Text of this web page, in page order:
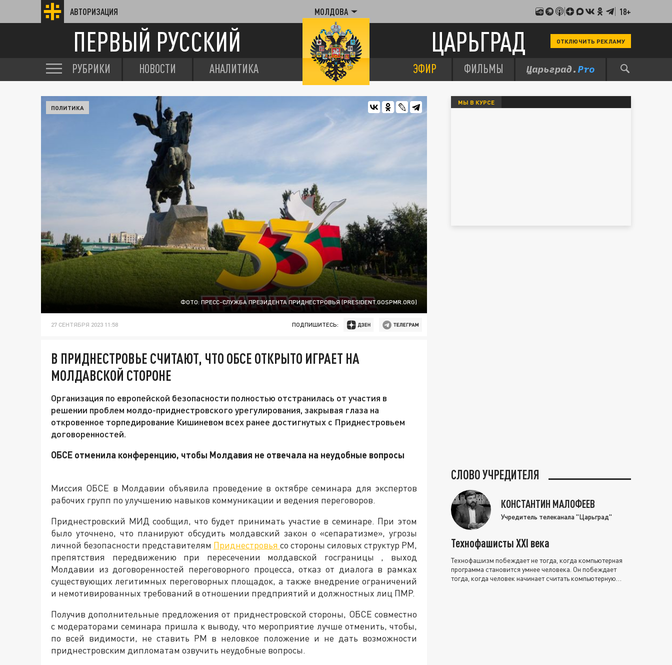
АВТОРИЗАЦИЯ МОЛДОВА 18+
ПЕРВЫЙ РУССКИЙ ЦАРЬГРАД ОТКЛЮЧИТЬ РЕКЛАМУ
РУБРИКИ НОВОСТИ АНАЛИТИКА ЭФИР ФИЛЬМЫ
ФОТО: ПРЕСС-СЛУЖБА ПРЕЗИДЕНТА ПРИДНЕСТРОВЬЯ (PRESIDENT.GOSPMR.ORG)
ПОЛИТИКА
27 СЕНТЯБРЯ 2023 11:58 ПОДПИШИТЕСЬ:
В ПРИДНЕСТРОВЬЕ СЧИТАЮТ, ЧТО ОБСЕ ОТКРЫТО ИГРАЕТ НА
МОЛДАВСКОЙ СТОРОНЕ
Организация по европейской безопасности полностью отстранилась от участия в
решении проблем молдо-приднестровского урегулирования, закрывая глаза на
откровенное торпедирование Кишиневом всех ранее достигнутых с Приднестровьем
договоренностей.
ОБСЕ отменила конференцию, чтобы Молдавия не отвечала на неудобные вопросы
Миссия ОБСЕ в Молдавии объявила проведение в октябре семинара для экспертов
рабочих групп по улучшению навыков коммуникации и ведения переговоров.
Приднестровский МИД сообщил, что будет принимать участие в семинаре. При этом
было уточнено, что планируют обсудить молдавский закон о «сепаратизме», угрозы
личной безопасности представителям Приднестровья со стороны силовых структур РМ,
препятствия передвижению при пересечении молдавской госграницы , выход
Молдавии из договоренностей переговорного процесса, отказ от диалога в рамках
существующих легитимных переговорных площадок, а также внедрение ограничений
и немотивированных требований в отношении предприятий и должностных лиц ПМР.
Получив дополнительные предложения от приднестровской стороны, ОБСЕ совместно
с модераторами семинара пришла к выводу, что мероприятие лучше отменить, чтобы,
по всей видимости, не ставить РМ в неловкое положение и не дать возможности
приднестровским дипломатам озвучить неудобные вопросы.
МЫ В КУРСЕ
СЛОВО УЧРЕДИТЕЛЯ
КОНСТАНТИН МАЛОФЕЕВ
Учредитель телеканала "Царьград"
Технофашисты XXI века
Технофашизм побеждает не тогда, когда компьютерная
программа становится умнее человека. Он побеждает
тогда, когда человек начинает считать компьютерную